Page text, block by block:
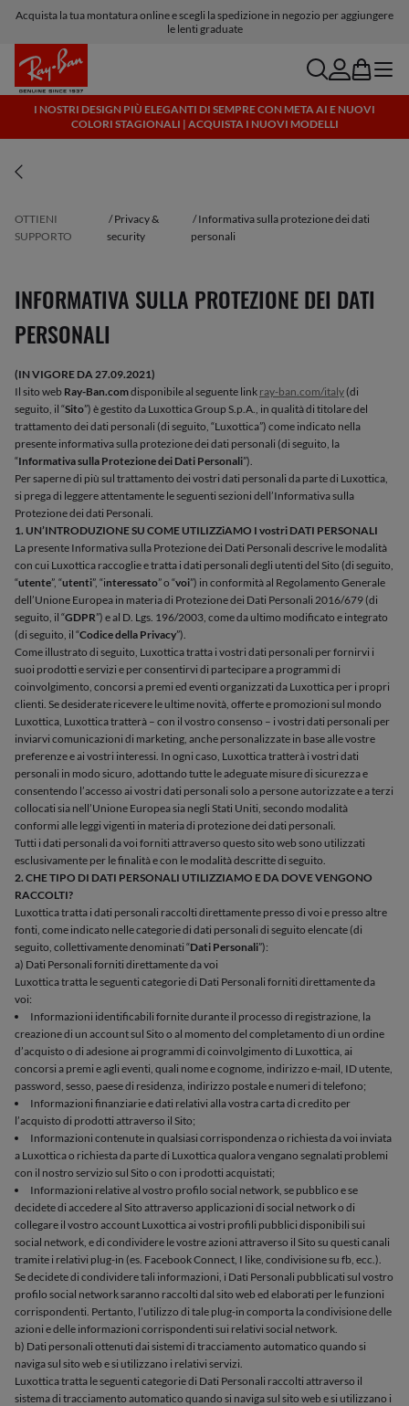
Consegna e resi gratuiti
searchaccount
bag menu
I NOSTRI DESIGN PIÙ ELEGANTI DI SEMPRE CON META AI E NUOVI
COLORI STAGIONALI | ACQUISTA I NUOVI MODELLI
OTTIENI
SUPPORTO
Privacy &
security
Informativa sulla protezione dei dati
personali
INFORMATIVA SULLA PROTEZIONE DEI DATI
PERSONALI
(IN VIGORE DA 27.09.2021)
Il sito web Ray-Ban.comdisponibile al seguente link ray-ban.com/italy (di
seguito, il “Sito”) è gestito da Luxottica Group S.p.A., in qualità di titolare del
trattamento dei dati personali (di seguito, “Luxottica”) come indicato nella
presente informativa sulla protezione dei dati personali (di seguito, la
“Informativa sulla Protezione dei Dati Personali”).
Per saperne di più sul trattamento dei vostri dati personali da parte di Luxottica,
si prega di leggere attentamente le seguenti sezioni dell’Informativa sulla
Protezione dei dati Personali.
1. UN’INTRODUZIONE SU COME UTILIZZiAMO I vostri DATI PERSONALI
La presente Informativa sulla Protezione dei Dati Personali descrive le modalità
con cui Luxottica raccoglie e tratta i dati personali degli utenti del Sito (di seguito,
“utente”, “utenti”, “interessato” o “voi”) in conformità al Regolamento Generale
dell’Unione Europea in materia di Protezione dei Dati Personali 2016/679 (di
seguito, il “GDPR”) e al D. Lgs. 196/2003, come da ultimo modificato e integrato
(di seguito, il “Codice della Privacy”).
Come illustrato di seguito, Luxottica tratta i vostri dati personali per fornirvi i
suoi prodotti e servizi e per consentirvi di partecipare a programmi di
coinvolgimento, concorsi a premi ed eventi organizzati da Luxottica per i propri
clienti. Se desiderate ricevere le ultime novità, offerte e promozioni sul mondo
Luxottica, Luxottica tratterà – con il vostro consenso – i vostri dati personali per
inviarvi comunicazioni di marketing, anche personalizzate in base alle vostre
preferenze e ai vostri interessi. In ogni caso, Luxottica tratterà i vostri dati
personali in modo sicuro, adottando tutte le adeguate misure di sicurezza e
consentendo l’accesso ai vostri dati personali solo a persone autorizzate e a terzi
collocati sia nell’Unione Europea sia negli Stati Uniti, secondo modalità
conformi alle leggi vigenti in materia di protezione dei dati personali.
Tutti i dati personali da voi forniti attraverso questo sito web sono utilizzati
esclusivamente per le finalità e con le modalità descritte di seguito.
2. CHE TIPO DI DATI PERSONALI UTILIZZIAMO E DA DOVE VENGONO
RACCOLTI?
Luxottica tratta i dati personali raccolti direttamente presso di voi e presso altre
fonti, come indicato nelle categorie di dati personali di seguito elencate (di
seguito, collettivamente denominati “Dati Personali”):
a) Dati Personali forniti direttamente da voi
Luxottica tratta le seguenti categorie di Dati Personali forniti direttamente da
voi:
Informazioni identificabili fornite durante il processo di registrazione, la
creazione di un account sul Sito o al momento del completamento di un ordine
d’acquisto o di adesione ai programmi di coinvolgimento di Luxottica, ai
concorsi a premi e agli eventi, quali nome e cognome, indirizzo e-mail, ID utente,
password, sesso, paese di residenza, indirizzo postale e numeri di telefono;
Informazioni finanziarie e dati relativi alla vostra carta di credito per
l’acquisto di prodotti attraverso il Sito;
Informazioni contenute in qualsiasi corrispondenza o richiesta da voi inviata
a Luxottica o richiesta da parte di Luxottica qualora vengano segnalati problemi
con il nostro servizio sul Sito o con i prodotti acquistati;
Informazioni relative al vostro profilo social network, se pubblico e se
decidete di accedere al Sito attraverso applicazioni di social network o di
collegare il vostro account Luxottica ai vostri profili pubblici disponibili sui
social network, e di condividere le vostre azioni attraverso il Sito su questi canali
tramite i relativi plug-in (es. Facebook Connect, I like, condivisione su fb, ecc.).
Se decidete di condividere tali informazioni, i Dati Personali pubblicati sul vostro
profilo social network saranno raccolti dal sito web ed elaborati per le funzioni
corrispondenti. Pertanto, l’utilizzo di tale plug-in comporta la condivisione delle
azioni e delle informazioni corrispondenti sui relativi social network.
b) Dati personali ottenuti dai sistemi di tracciamento automatico quando si
naviga sul sito web e si utilizzano i relativi servizi.
Luxottica tratta le seguenti categorie di Dati Personali raccolti attraverso il
sistema di tracciamento automatico quando si naviga sul sito web e si utilizzano i